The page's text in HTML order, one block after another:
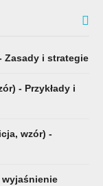
Zasady i strategie
- Przykłady i
wzór) -
wyjaśnienie